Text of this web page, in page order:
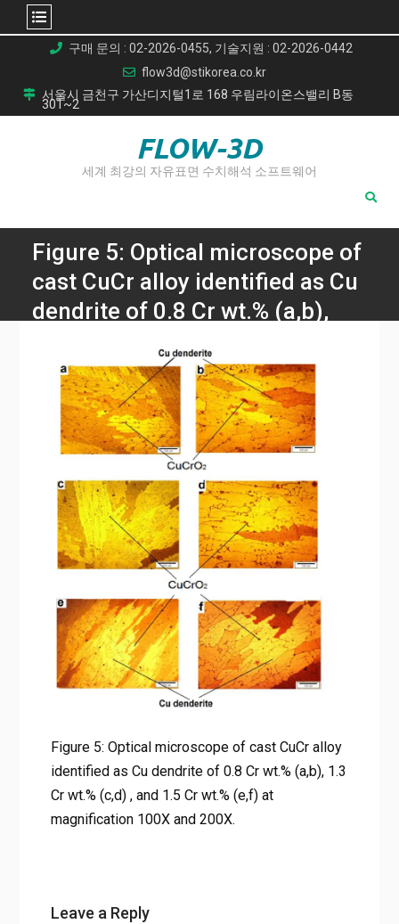
content
구매 문의 : 02-2026-0455, 기술지원 : 02-2026-0442
flow3d@stikorea.co.kr
서울시 금천구 가산디지털1로 168 우림라이온스밸리 B동
301~2
FLOW-3D
세계 최강의 자유표면 수치해석 소프트웨어
Figure 5: Optical microscope of
cast CuCr alloy identified as Cu
dendrite of 0.8 Cr wt.% (a,b),
wt.% (e,f) at magnification
100X and 200X.
Home
교반 주조(Stir Casting)를 통한 CuCr 합금의 기계적 특성 향
상: R&D 엔지니어를 위한 미세구조 분석 및 최적화
Figure 5: Optical microscope of cast CuCr alloy identified as
Cu dendrite of 0.8 Cr wt.% (a,b), 1.3 Cr wt.% (c,d) , and 1.5 Cr
wt.% (e,f) at magnification 100X and 200X.
Figure 5: Optical microscope of cast CuCr alloy
identified as Cu dendrite of 0.8 Cr wt.% (a,b), 1.3
Cr wt.% (c,d) , and 1.5 Cr wt.% (e,f) at
magnification 100X and 200X.
Leave a Reply